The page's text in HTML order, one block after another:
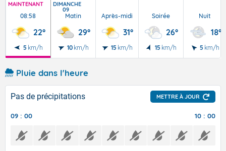
MAINTENANT
08:58
22°
5 km/h
DIMANCHE
09
Matin
29°
10 km/h
Après-midi
31°
15 km/h
Soirée
26°
15 km/h
Nuit
18°
5 km/h
Pluie dans l'heure
Pas de précipitations METTRE À JOUR
09 : 00 10 : 00